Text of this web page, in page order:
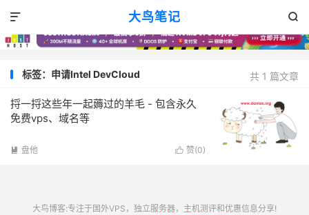
大鸟笔记 

共 1 篇文章
标签：申请Intel DevCloud
捋一捋这些年一起薅过的羊毛 - 包含永久
免费vps、域名等
 赞(0)
 盘他
大鸟博客:专注于国外VPS，独立服务器，主机测评和优惠信息分享!